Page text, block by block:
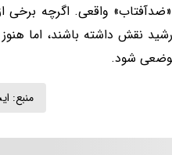
واقعی. اگرچه برخی
نقش داشته باشند، اما
شود.
منبع: